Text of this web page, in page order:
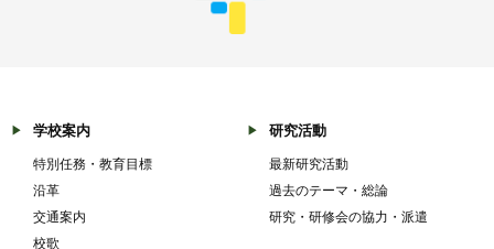
学校案内
特別任務・教育目標
沿革
交通案内
校歌
研究活動
最新研究活動
過去のテーマ・総論
研究・研修会の協力・派遣